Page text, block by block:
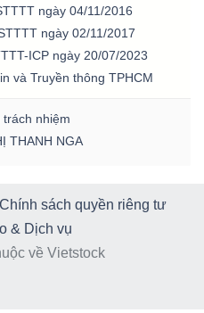
ngày 04/11/2016
ngày 02/11/2017
ICP ngày 20/07/2023
và Truyền thông TPHCM
nhiệm
THANH NGA
Chính sách quyền riêng tư
& Dịch vụ
về Vietstock